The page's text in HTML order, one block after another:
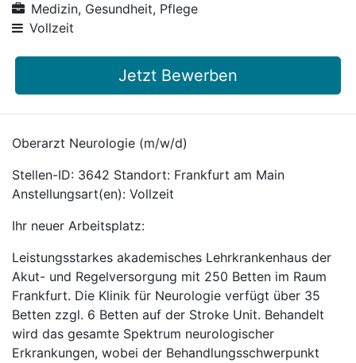
Medizin, Gesundheit, Pflege
Vollzeit
Jetzt Bewerben
Oberarzt Neurologie (m/w/d)
Stellen-ID: 3642 Standort: Frankfurt am Main
Anstellungsart(en): Vollzeit
Ihr neuer Arbeitsplatz:
Leistungsstarkes akademisches Lehrkrankenhaus der
Akut- und Regelversorgung mit 250 Betten im Raum
Frankfurt. Die Klinik für Neurologie verfügt über 35
Betten zzgl. 6 Betten auf der Stroke Unit. Behandelt
wird das gesamte Spektrum neurologischer
Erkrankungen, wobei der Behandlungsschwerpunkt